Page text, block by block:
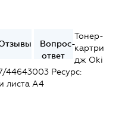
Вопрос-
ответ
Тонер-
картри
дж Oki
44643003 Ресурс:
листа А4